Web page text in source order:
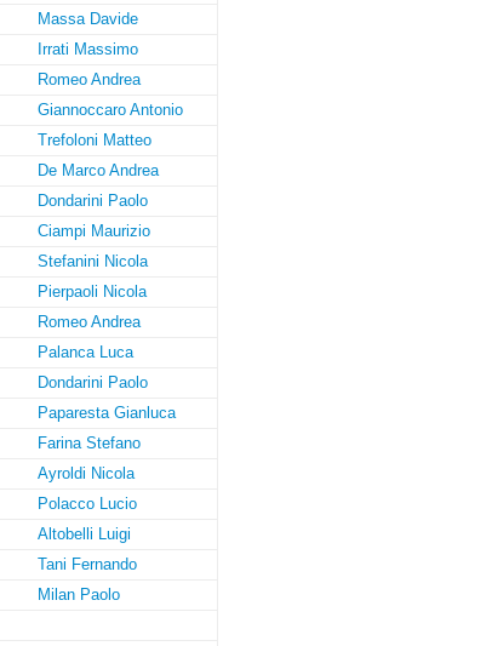
Massa Davide
Irrati Massimo
Romeo Andrea
Giannoccaro Antonio
Trefoloni Matteo
De Marco Andrea
Dondarini Paolo
Ciampi Maurizio
Stefanini Nicola
Pierpaoli Nicola
Romeo Andrea
Palanca Luca
Dondarini Paolo
Paparesta Gianluca
Farina Stefano
Ayroldi Nicola
Polacco Lucio
Altobelli Luigi
Tani Fernando
Milan Paolo